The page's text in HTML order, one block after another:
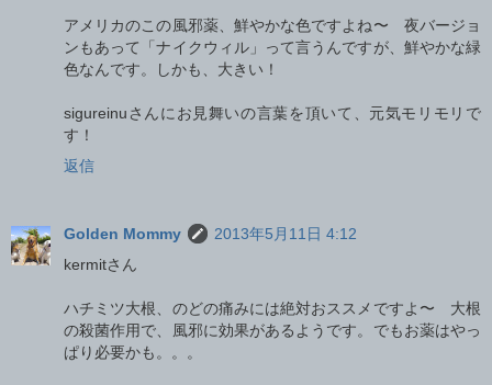
アメリカのこの風邪薬、鮮やかな色ですよね〜 夜バージョ
ンもあって「ナイクウィル」って言うんですが、鮮やかな緑
色なんです。しかも、大きい！
sigureinuさんにお見舞いの言葉を頂いて、元気モリモリで
す！
返信
Golden Mommy
2013年5月11日 4:12
kermitさん
ハチミツ大根、のどの痛みには絶対おススメですよ〜 大根
の殺菌作用で、風邪に効果があるようです。でもお薬はやっ
ぱり必要かも。。。